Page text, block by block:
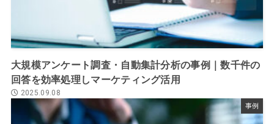
大規模アンケート調査・自動集計分析の事例｜数千件の
回答を効率処理しマーケティング活用
2025.09.08
事例